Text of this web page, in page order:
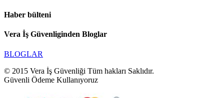
Haber bülteni
Vera İş Güvenliginden Bloglar
BLOGLAR
© 2015 Vera İş Güvenliği Tüm hakları Saklıdır.
Güvenli Ödeme Kullanıyoruz